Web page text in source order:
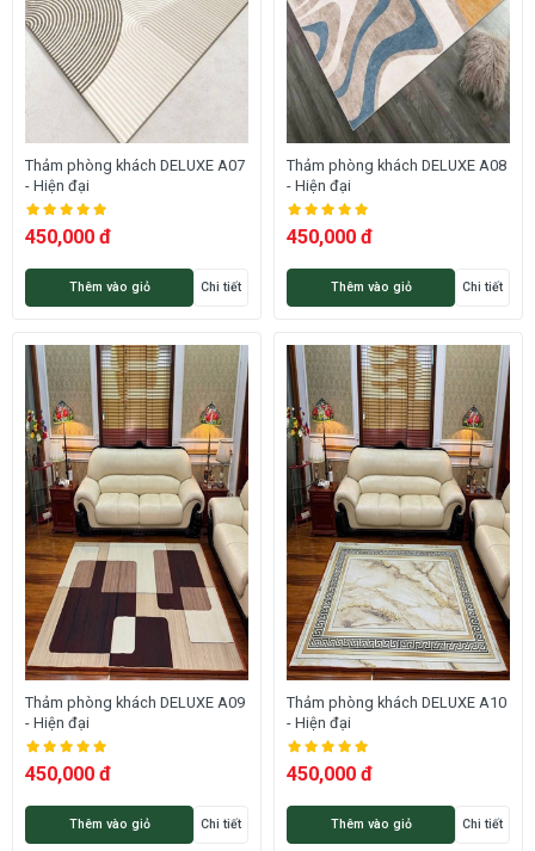
Thảm phòng khách DELUXE A07
- Hiện đại
450,000 đ
Thêm vào giỏ Chi tiết
Thảm phòng khách DELUXE A08
- Hiện đại
450,000 đ
Thêm vào giỏ Chi tiết
Thảm phòng khách DELUXE A09
- Hiện đại
450,000 đ
Thêm vào giỏ Chi tiết
Thảm phòng khách DELUXE A10
- Hiện đại
450,000 đ
Thêm vào giỏ Chi tiết